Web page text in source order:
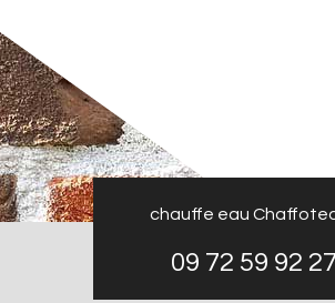
chauffe eau
09 72 59 92 27